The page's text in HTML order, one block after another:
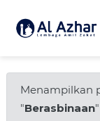
Menampilkan
"Berasbinaan"